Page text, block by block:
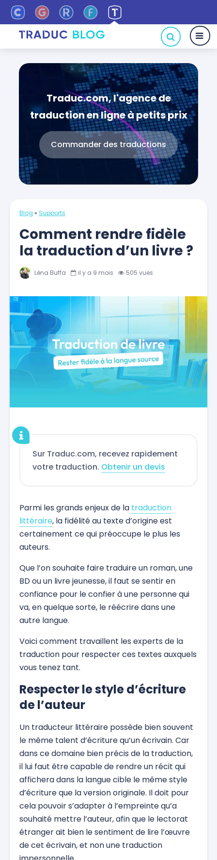
Traduc.com, l'agence de
traduction en ligne à petits prix
Commander des traductions
Blog » Supports
Comment rendre fidèle
la traduction d’un livre ?
Léna Buffa il y a 9 mois 505 vues
Sur Traduc.com, recevez rapidement
votre traduction. Obtenir un devis
Parmi les grands enjeux de la traduction
littéraire, la fidélité au texte d’origine est
certainement ce qui préoccupe le plus les
auteurs.
Que l’on souhaite faire traduire un roman, une
BD ou un livre jeunesse, il faut se sentir en
confiance pour le confier à une personne qui
va, en quelque sorte, le réécrire dans une
autre langue.
Voici comment travaillent les experts de la
traduction pour respecter ces textes auxquels
vous tenez tant.
Respecter le style d’écriture
de l’auteur
Un traducteur littéraire possède bien souvent
le même talent d’écriture qu’un écrivain. Car
dans ce domaine bien précis de la traduction,
il lui faut être capable de rendre un récit qui
affichera dans la langue cible le même style
d’écriture que la version originale. Il doit pour
cela pouvoir s’adapter à l’empreinte qu’a
souhaité mettre l’auteur, afin que le lectorat
étranger ait bien le sentiment de lire l’œuvre
de cet écrivain, et non une traduction